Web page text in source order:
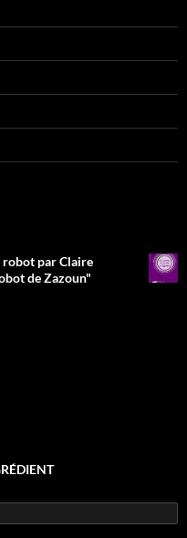
robot par Claire
de Zazoun"